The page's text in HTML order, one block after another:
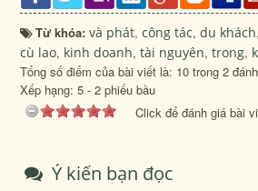
Từ khóa:và phát,công tác,du khách
cù lao, kinh doanh,tài nguyên,trong,
Tổng số điểm của bài viết là: 10 trong 2
Xếp hạng:5 -2 phiếu bầu
Click để đánh giá bài
Ý kiến bạn đọc